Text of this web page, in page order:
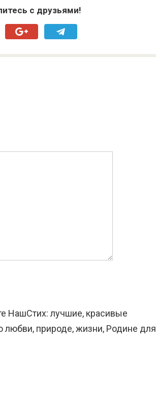
с друзьями!
НашСтих: лучшие, красивые
любви, природе, жизни, Родине для